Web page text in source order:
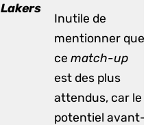
Lakers
Inutile de
mentionner que
cematch-up
est des plus
attendus, car le
potentiel avant-